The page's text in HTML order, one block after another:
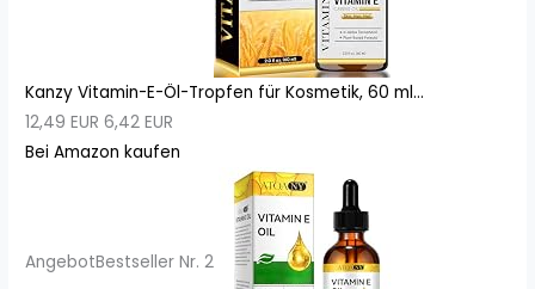
Kanzy Vitamin-E-Öl-Tropfen für Kosmetik, 60 ml...
12,49 EUR 6,42 EUR
Bei Amazon kaufen
AngebotBestseller Nr. 2